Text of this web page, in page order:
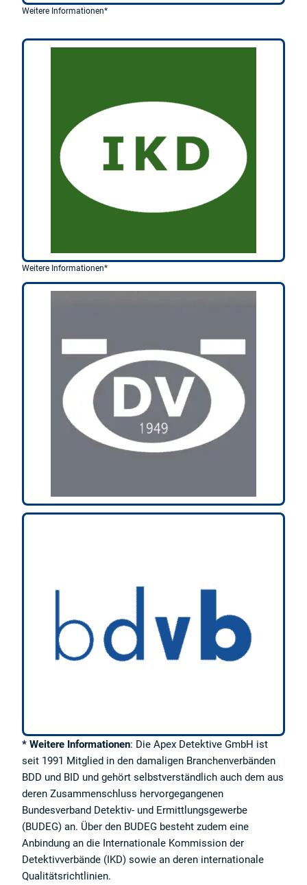
Weitere Informationen*
Weitere Informationen*
* Weitere Informationen: Die Apex Detektive GmbH ist
seit 1991 Mitglied in den damaligen Branchenverbänden
BDD und BID und gehört selbstverständlich auch dem aus
deren Zusammenschluss hervorgegangenen
Bundesverband Detektiv- und Ermittlungsgewerbe
(BUDEG) an. Über den BUDEG besteht zudem eine
Anbindung an die Internationale Kommission der
Detektivverbände (IKD) sowie an deren internationale
Qualitätsrichtlinien.